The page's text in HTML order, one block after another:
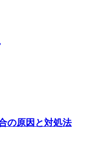
の原因と対処法